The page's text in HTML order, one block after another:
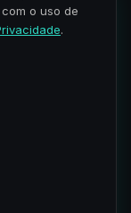
práticos
o uso de
.